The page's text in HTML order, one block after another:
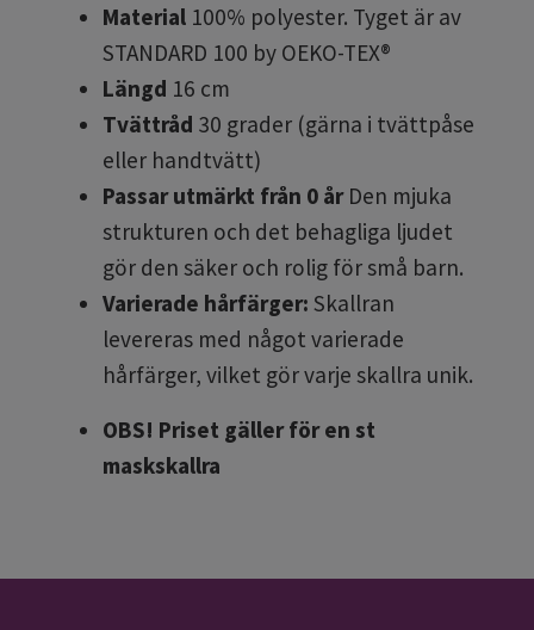
Material 100% polyester. Tyget är av
STANDARD 100 by OEKO-TEX®
Längd 16 cm
Tvättråd 30 grader (gärna i tvättpåse
eller handtvätt)
Passar utmärkt från 0 år Den mjuka
strukturen och det behagliga ljudet
gör den säker och rolig för små barn.
Varierade hårfärger: Skallran
levereras med något varierade
hårfärger, vilket gör varje skallra unik.
OBS! Priset gäller för en st
maskskallra